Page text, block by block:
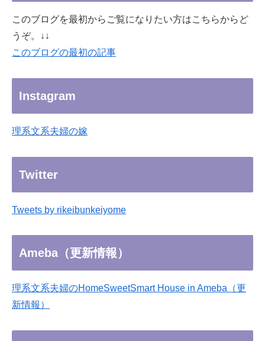
このブログを最初からご覧になりたい方はこちらからど
うぞ。↓↓
このブログの最初の記事
Instagram
理系文系夫婦の嫁
Twitter
Tweets by rikeibunkeiyome
Ameba（更新情報）
理系文系夫婦のHomeSweetSmart House in Ameba（更
新情報）